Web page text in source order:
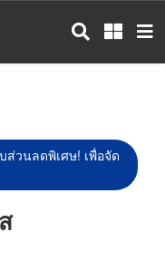
วนลดพิเศษ! เพื่อจัด